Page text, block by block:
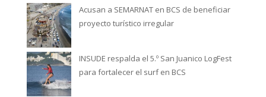
Acusan a SEMARNAT en BCS de beneficiar
proyecto turístico irregular
INSUDE respalda el 5.º San Juanico LogFest
para fortalecer el surf en BCS